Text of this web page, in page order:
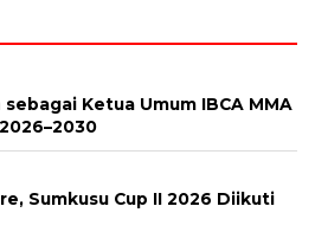
Ketua Umum IBCA MMA
Sumkusu Cup II 2026 Diikuti